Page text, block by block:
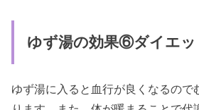
ゆず湯の効果⑥ダイエッ
ゆず湯に入ると血行が良くなるので